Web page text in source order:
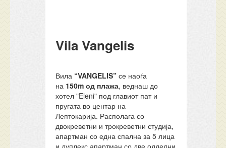
Vila Vangelis
Вила “VANGELIS” се наоѓа
на 150m од плажа, веднаш до
хотел "Eleni" под главиот пат и
пругата во центар на
Лептокарија. Располага со
двокреветни и трокреветни студија,
апартман со една спална за 5 лица
и дуплекс апартман со две одделни